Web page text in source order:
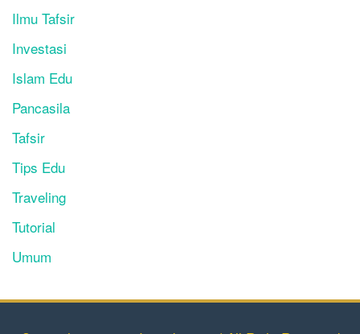
Ilmu Tafsir
Investasi
Islam Edu
Pancasila
Tafsir
Tips Edu
Traveling
Tutorial
Umum